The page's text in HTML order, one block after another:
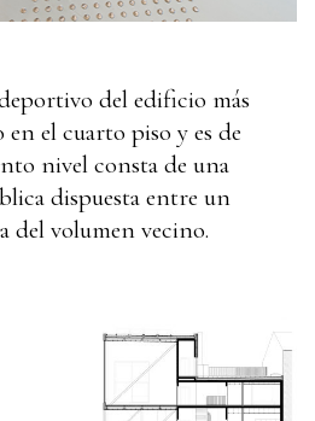
del edificio más
el cuarto piso y es de
nivel consta de una
dispuesta entre un
del volumen vecino.